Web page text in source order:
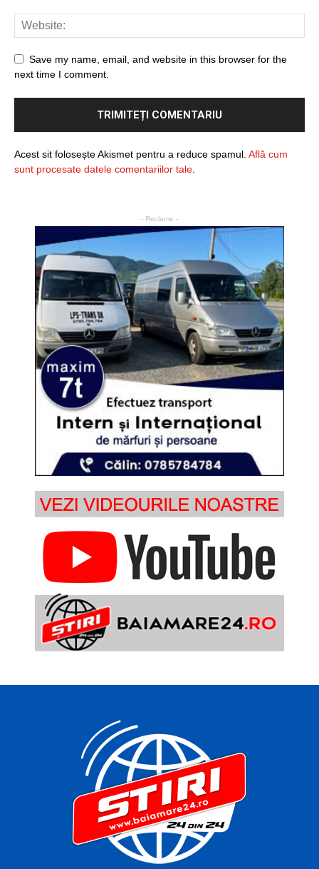
Save my name, email, and website in this browser for the
next time I comment.
Acest sit folosește Akismet pentru a reduce spamul. Află cum
sunt procesate datele comentariilor tale
- Reclame -